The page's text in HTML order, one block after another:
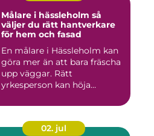
Målare i hässleholm så
väljer du rätt hantverkare
för hem och fasad
En målare i Hässleholm kan
göra mer än att bara fräscha
upp väggar. Rätt
yrkesperson kan höja
02. jul